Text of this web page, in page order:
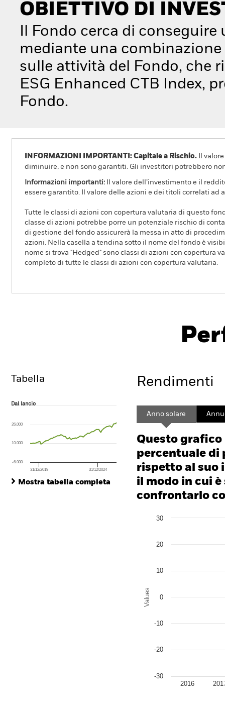
OBIETTIVO DI
Il Fondo cerca di
mediante una
sulle attività del Fondo, che
ESG Enhanced CTB Index,
Fondo.
INFORMAZIONI IMPORTANTI: Capitale a Rischio. Il
diminuire, e non sono garantiti. Gli investitori potrebbero
Informazioni importanti: Il valore dell’investimento e il
essere garantito. Il valore delle azioni e dei titoli correlati
Tutte le classi di azioni con copertura valutaria di questo
classe di azioni potrebbe porre un potenziale rischio di
di gestione del fondo assicurerà la messa in atto di
azioni. Nella casella a tendina sotto il nome del fondo è
nome si trova "Hedged" sono classi di azioni con copertura
completo di tutte le classi di azioni con copertura valutaria.
Tabella
Dal lancio
The chart has 1 Y axis displaying values. Range: -160 to 320.
Dal lancio
31/12/2019 31/12/2024
-6.000
10.000
26.000
Mostra tabella completa
Rendimenti
Anno solare
Questo
percentuale di
rispetto al suo
il modo in cui
confrontarlo
Bar chart with 2 data
Values
2016
-30
-20
-10
0
10
20
30